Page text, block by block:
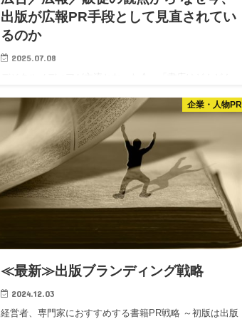
出版が広報PR手段として見直されてい
るのか
2025.07.08
声も聞かれるようになりました。 しかし実際には、書籍
出版はAIでは代替しづらい、「編集者の審査を経た信頼
性」や「長期的に…
企業・人物PR
≪最新≫出版ブランディング戦略
2024.12.03
経営者、専門家におすすめする書籍PR戦略 ～初版は出版